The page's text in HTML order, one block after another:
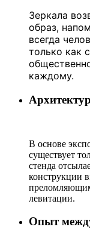
Зеркала
образ,
всегда
только как
каждому.
В основе
существует
стенда
конструкции
левитации.
Опыт